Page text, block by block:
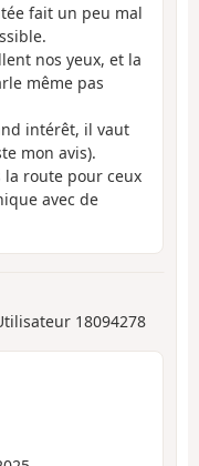
fait un peu mal
nos yeux, et la
même pas
intérêt, il vaut
mon avis).
la route pour ceux
avec de
18094278